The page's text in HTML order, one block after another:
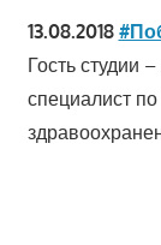
13.08.2018
Гость студии
специалист